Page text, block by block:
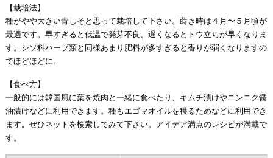
【栽培法】
種がやや大きい青しそと思って栽培して下さい。蒔き時は４月〜５月頃が
最適です。早すぎると低温で発芽不良、遅くなるとトウ立ちが早くなりま
す。シソ科ハーブ類と同様あまり肥料が多すぎると香りが弱くなりますの
でほどほどに。
【食べ方】
一般的には韓国風に葉を焼肉と一緒に食べたり、キムチ漬けやニンニク醤
油漬けなどに利用できます。種もエゴマオイルを穫るためなどに利用でき
ます。ぜひネットを検索してみて下さい。アイデア満点のレシピが満載で
す。